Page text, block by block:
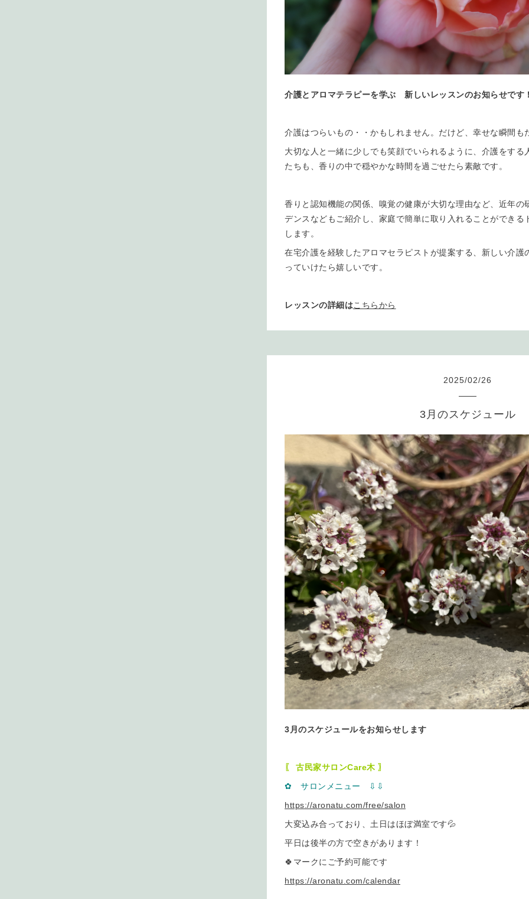
介護とアロマテラピーを学ぶ 新しいレッスンのお知らせです
介護はつらいもの・・かもしれません。だけど、幸せな瞬間も
大切な人と一緒に少しでも笑顔でいられるように、介護をする
たちも、香りの中で穏やかな時間を過ごせたら素敵です。
香りと認知機能の関係、嗅覚の健康が大切な理由など、近年の
デンスなどもご紹介し、家庭で簡単に取り入れることができる
します。
在宅介護を経験したアロマセラピストが提案する、新しい介護
っていけたら嬉しいです。
レッスンの詳細はこちらから
2025/02/26
3月のスケジュール
3月のスケジュールをお知らせします
〖 古民家サロンCare木 〗
✿ サロンメニュー ⇩ ⇩
https://aronatu.com/free/salon
大変込み合っており、土日はほぼ満室です💦
平日は後半の方で空きがあります！
🍀マークにご予約可能です
https://aronatu.com/calendar